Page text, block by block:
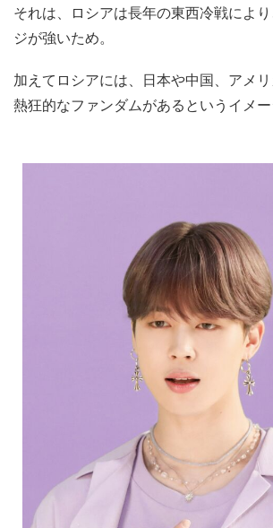
それは、ロシアは長年の東西冷戦によ
ジが強いため。
加えてロシアには、日本や中国、アメ
熱狂的なファンダムがあるというイメー